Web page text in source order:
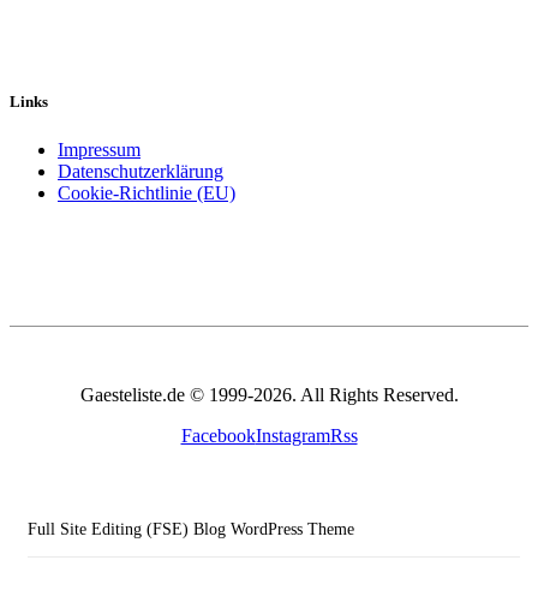
Links
Impressum
Datenschutzerklärung
Cookie-Richtlinie (EU)
Gaesteliste.de © 1999-2026. All Rights Reserved.
FacebookInstagramRss
Full Site Editing (FSE) Blog WordPress Theme